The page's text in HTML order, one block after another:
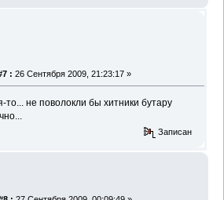
: 26 Сентября 2009, 21:23:17 »
то... не поволокли бы хитники бутару
Записан